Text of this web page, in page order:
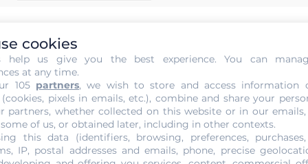
Engagement de votre Or
lingots d’or ou de fausses pièces. Vous devez savoir
ou d’autres métaux. Pour vérifier l’authenticité du métal
cookies
help us give you the best experience. You can
at any time.
105 partners, we wish to store and access information
(cookies, pixels in emails, etc.), combine and share your
partners, whether collected on this website or in our emails,
of us, or obtained later, including in other contexts.
this data (identifiers, browsing, preferences,
IP, postal addresses and emails, phone, precise